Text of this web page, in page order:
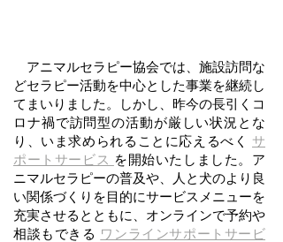
アニマルセラピー協会では、施設訪問な
どセラピー活動を中心とした事業を継続し
てまいりました。しかし、昨今の長引くコ
ロナ禍で訪問型の活動が厳しい状況とな
り、いま求められることに応えるべく サ
ポートサービス
を開始いたしました。ア
ニマルセラピーの普及や、人と犬のより良
い関係づくりを目的にサービスメニューを
充実させるとともに、オンラインで予約や
相談もできる ワンラインサポートサービ